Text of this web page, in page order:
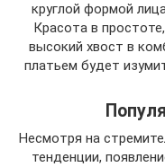
круглой формой
Красота в
высокий хвост в
платьем будет
Несмотря на
тенденции,